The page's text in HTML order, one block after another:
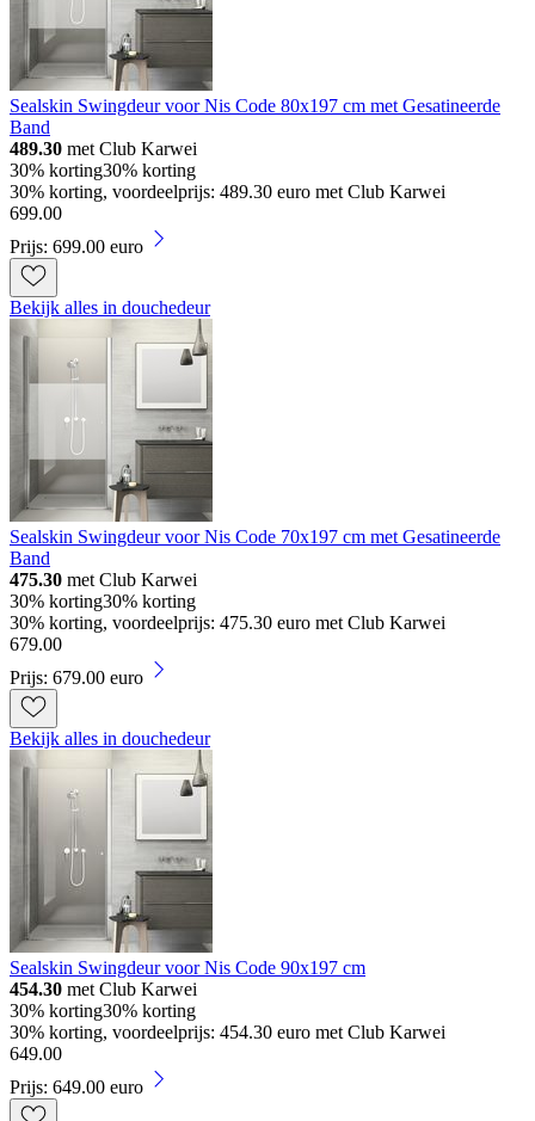
Sealskin Swingdeur voor Nis Code 80x197 cm met Gesatineerde
Band
489.30 met Club Karwei
30% korting30% korting
30% korting, voordeelprijs: 489.30 euro met Club Karwei
699.00
Prijs: 699.00 euro
Bekijk alles in douchedeur
Sealskin Swingdeur voor Nis Code 70x197 cm met Gesatineerde
Band
475.30 met Club Karwei
30% korting30% korting
30% korting, voordeelprijs: 475.30 euro met Club Karwei
679.00
Prijs: 679.00 euro
Bekijk alles in douchedeur
Sealskin Swingdeur voor Nis Code 90x197 cm
454.30 met Club Karwei
30% korting30% korting
30% korting, voordeelprijs: 454.30 euro met Club Karwei
649.00
Prijs: 649.00 euro